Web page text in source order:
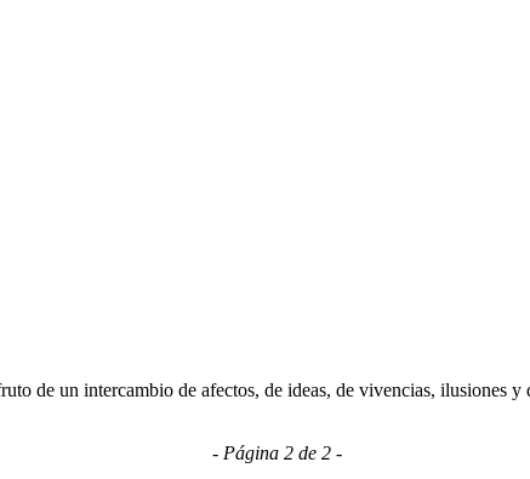
de un intercambio de afectos, de ideas, de vivencias, ilusiones
- Página 2 de 2 -